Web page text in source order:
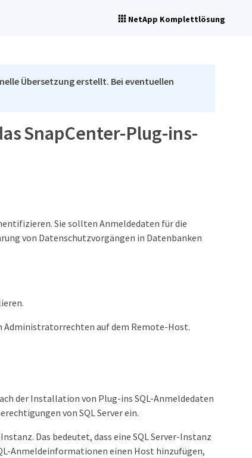
NetApp Komplettlösung
Übersetzung erstellt. Bei eventuellen
SnapCenter-Plug-ins-
Sie sollten Anmeldedaten für die
von Datenschutzvorgängen in Datenbanken
auf dem Remote-Host.
der Installation von Plug-ins SQL-Anmeldedaten
von SQL Server ein.
Das bedeutet, dass eine SQL Server-Instanz
Anmeldeinformationen einen Host hinzufügen,